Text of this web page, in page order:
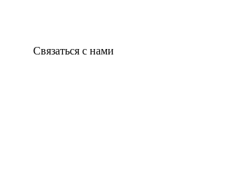
Связаться с нами